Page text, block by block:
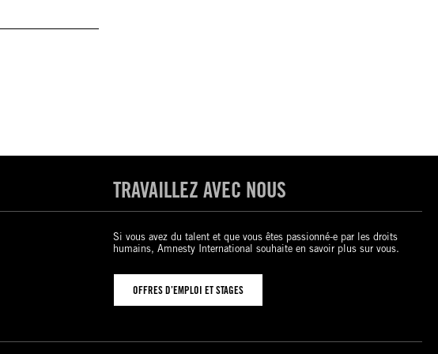
TRAVAILLEZ AVEC NOUS
Si vous avez du talent et que vous êtes passionné-e par les droits
humains, Amnesty International souhaite en savoir plus sur vous.
OFFRES D’EMPLOI ET STAGES